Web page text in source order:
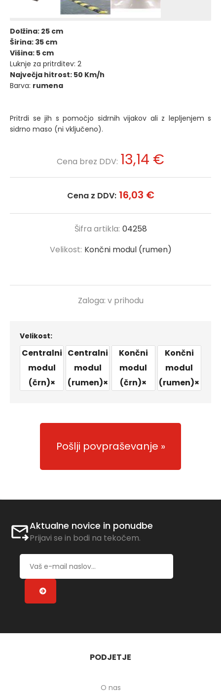
Dolžina: 25 cm
Širina: 35 cm
Višina: 5 cm
Luknje za pritrditev: 2
Največja hitrost: 50 Km/h
Barva: rumena
Pritrdi se jih s pomočjo sidrnih vijakov ali z lepljenjem s
sidrno maso (ni vključeno).
Cena brez DDV: 13,14 €
Cena z DDV: 16,03 €
Šifra artikla: 04258
Velikost: Končni modul (rumen)
Zaloga: v prihodu
Velikost:
Centralni
modul
(črn)×
Centralni
modul
(rumen)×
Končni
modul
(črn)×
Končni
modul
(rumen)×
Pošlji povpraševanje
Aktualne novice in ponudbe
Prijavi se in bodi na tekočem.
PODJETJE
O nas